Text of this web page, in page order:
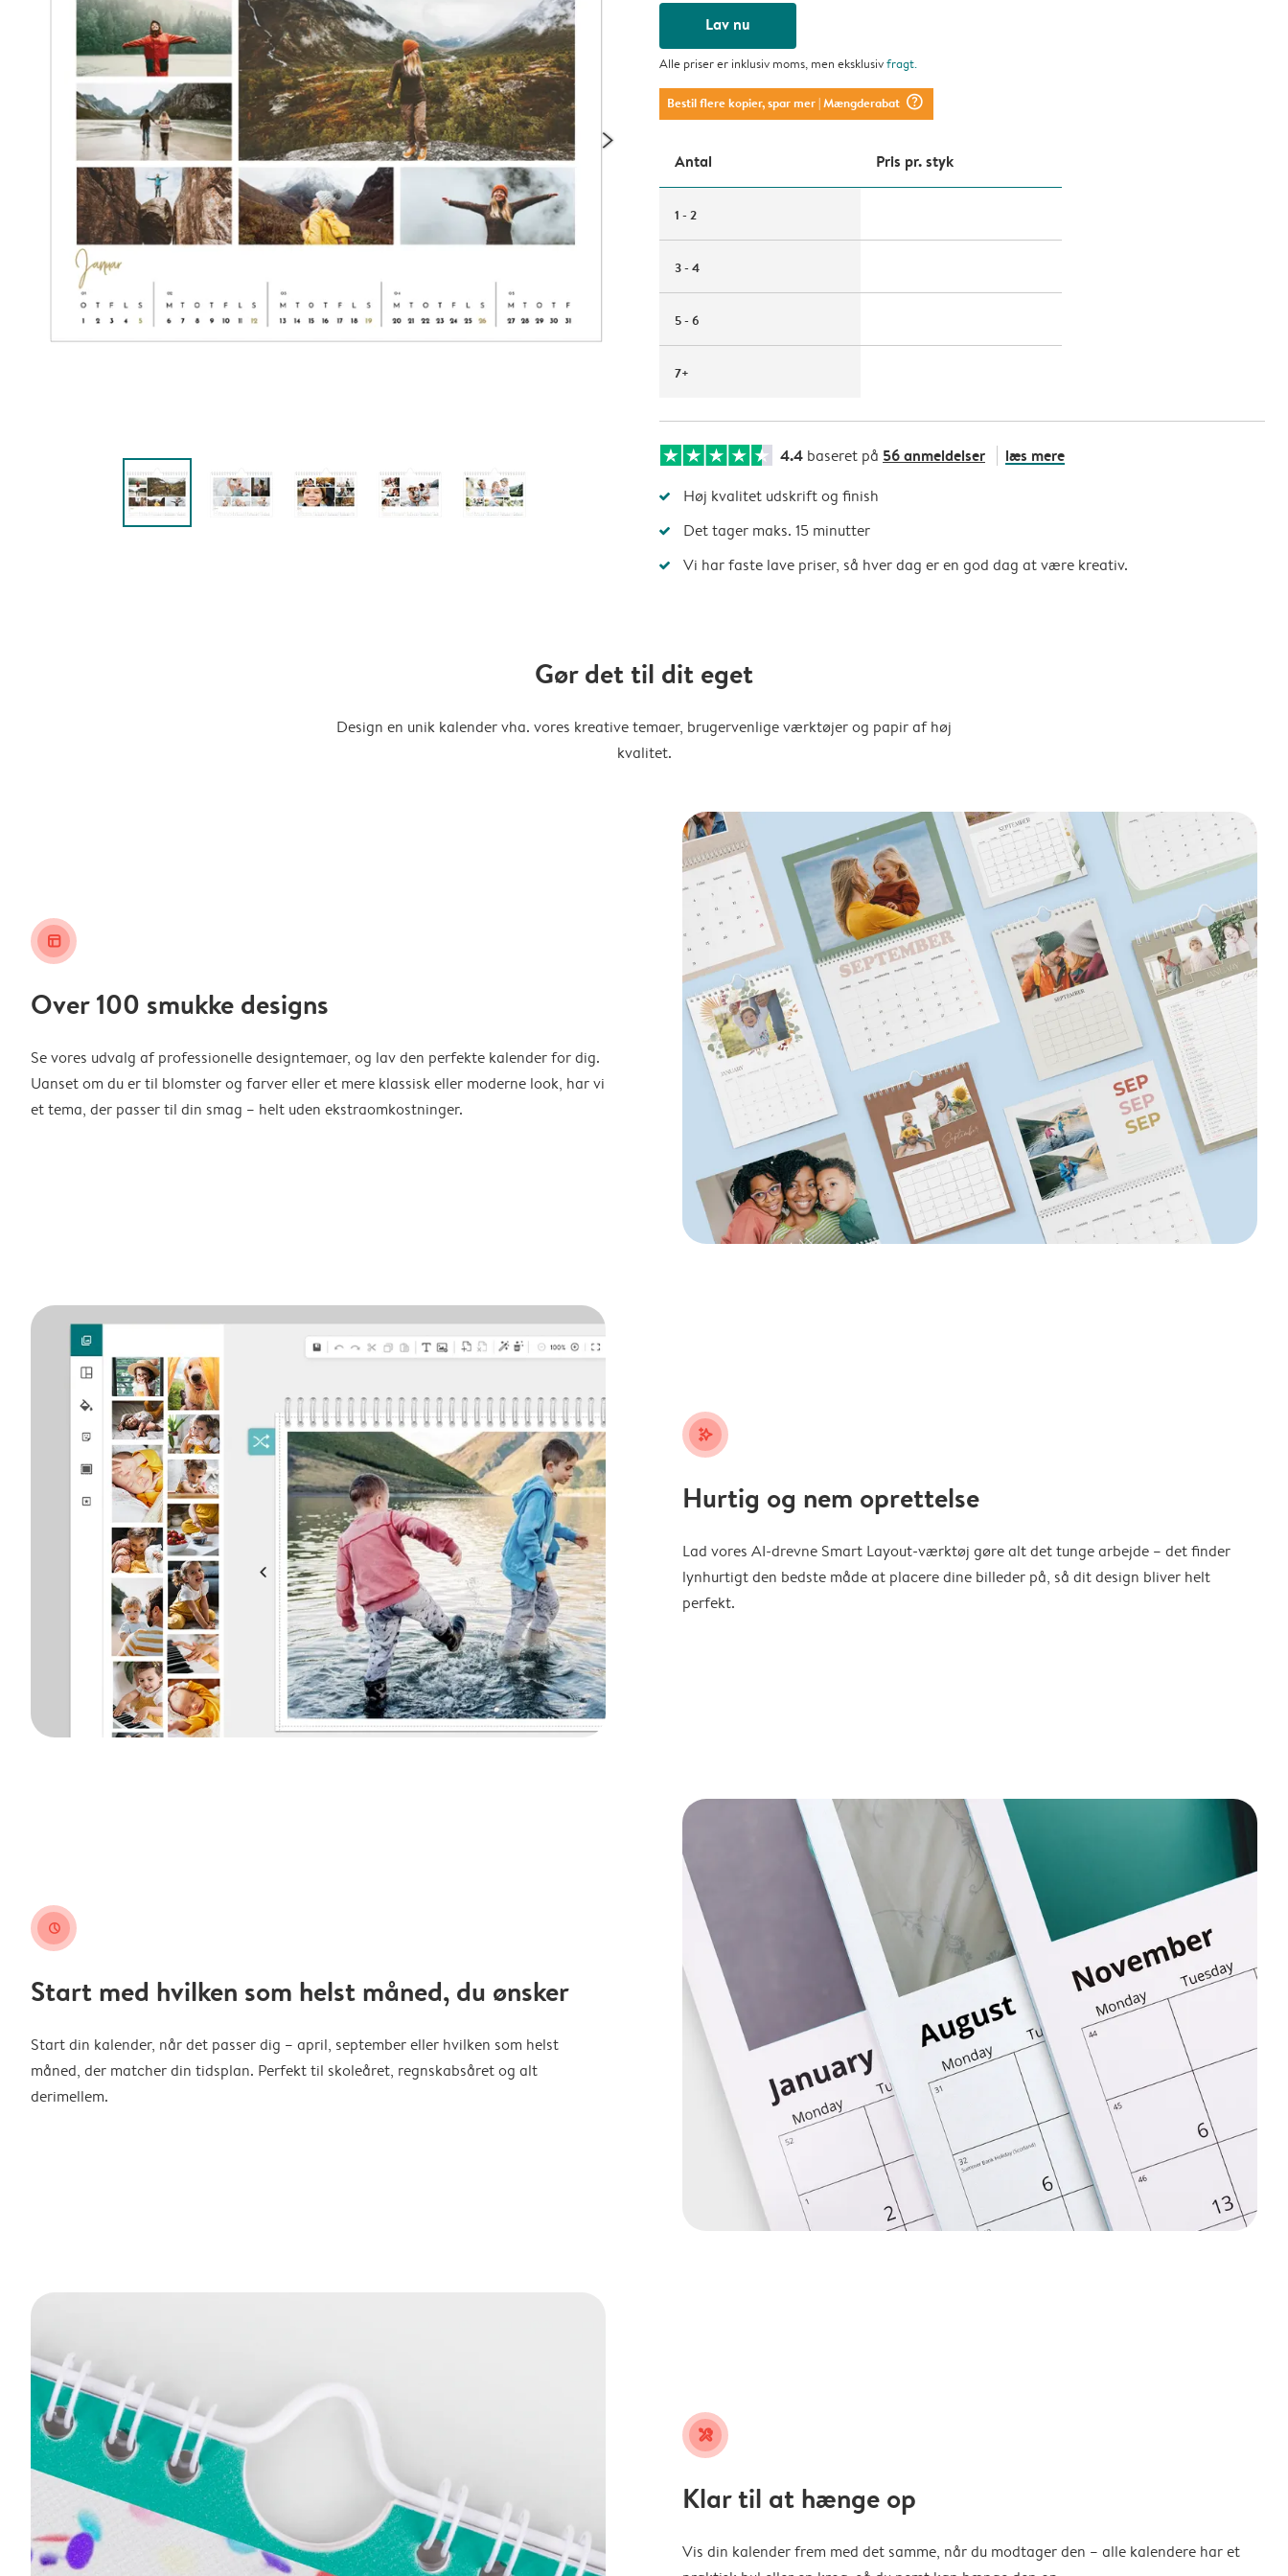
Lav nu
Alle priser er inklusiv moms, men eksklusivfragt.
Bestil flere kopier, spar mer| Mængderabat question_mark_circle
Antal Pris pr. styk
1 - 2
3 - 4
5 - 6
7+
4.4 baseret på 56 anmeldelser læs mere
Høj kvalitet udskrift og finish
Det tager maks. 15 minutter
Vi har faste lave priser, så hver dag er en god dag at være kreativ.
Gør det til dit eget
Design en unik kalender vha. vores kreative temaer, brugervenlige værktøjer og papir af høj
kvalitet.
layout_alt
Over 100 smukke designs
Se vores udvalg af professionelle designtemaer, og lav den perfekte kalender for dig.
Uanset om du er til blomster og farver eller et mere klassisk eller moderne look, har vi
et tema, der passer til din smag – helt uden ekstraomkostninger.
stars_plus
Hurtig og nem oprettelse
Lad vores AI-drevne Smart Layout-værktøj gøre alt det tunge arbejde – det finder
lynhurtigt den bedste måde at placere dine billeder på, så dit design bliver helt
perfekt.
clock
Start med hvilken som helst måned, du ønsker
Start din kalender, når det passer dig – april, september eller hvilken som helst
måned, der matcher din tidsplan. Perfekt til skoleåret, regnskabsåret og alt
derimellem.
tools
Klar til at hænge op
Vis din kalender frem med det samme, når du modtager den – alle kalendere har et